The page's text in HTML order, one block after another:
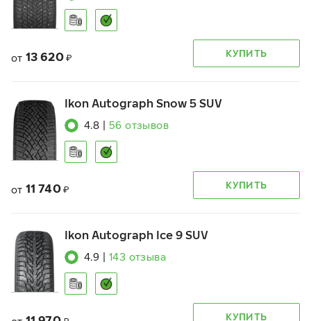
от 13 620 ₽ КУПИТЬ
Ikon Autograph Snow 5 SUV
4.8 56 отзывов
от 11 740 ₽ КУПИТЬ
Ikon Autograph Ice 9 SUV
4.9 143 отзыва
КУПИТЬ